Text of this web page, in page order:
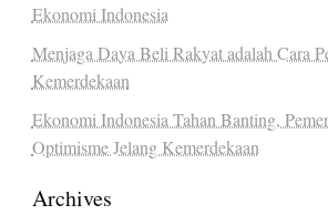
Ekonomi Indonesia
Menjaga Daya Beli Rakyat adalah Cara
Kemerdekaan
Ekonomi Indonesia Tahan Banting,
Optimisme Jelang Kemerdekaan
Archives